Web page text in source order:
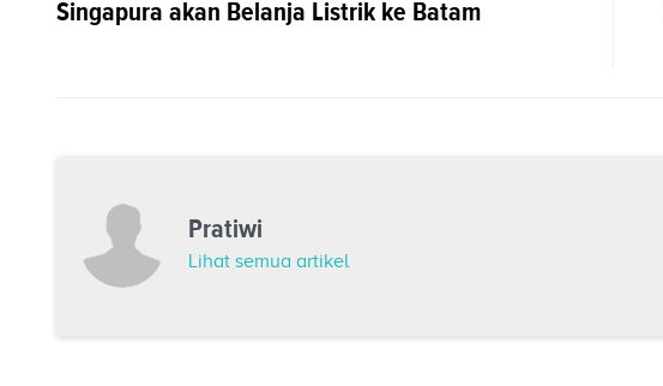
Singapura akan Belanja Listrik ke Batam
Pratiwi
Lihat semua artikel